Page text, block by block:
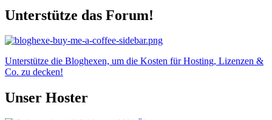
Unterstütze das Forum!
Unterstütze die Bloghexen, um die Kosten für Hosting, Lizenzen &
Co. zu decken!
Unser Hoster